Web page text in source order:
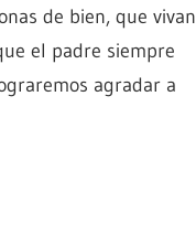
de bien, que vivan
el padre siempre
agradar a